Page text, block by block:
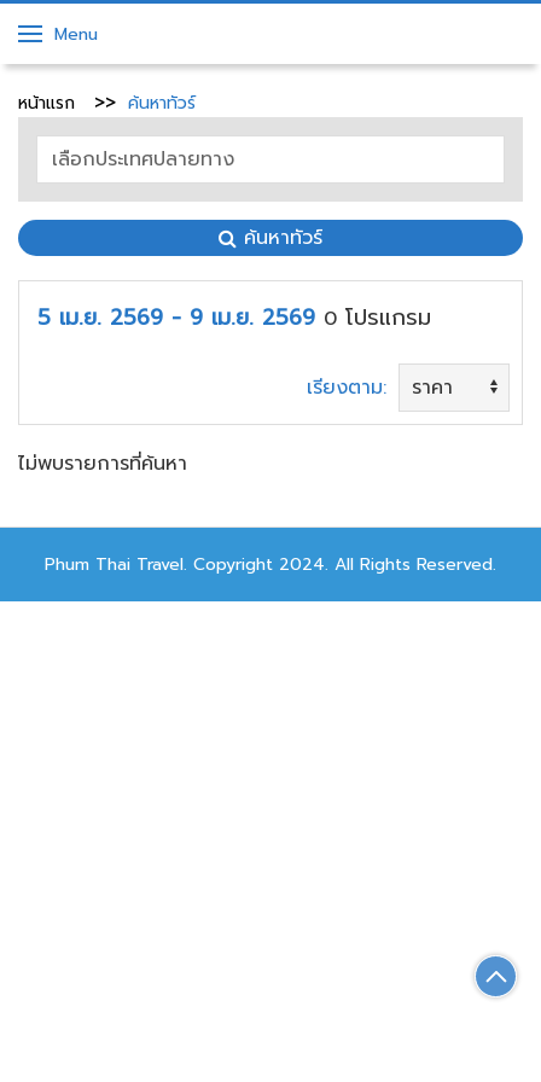
Menu
หน้าแรก ค้นหาทัวร์
ค้นหาทัวร์
5 เม.ย. 2569 - 9 เม.ย. 2569 0 โปรแกรม
เรียงตาม:
ไม่พบรายการที่ค้นหา
Phum Thai Travel. Copyright 2024. All Rights Reserved.